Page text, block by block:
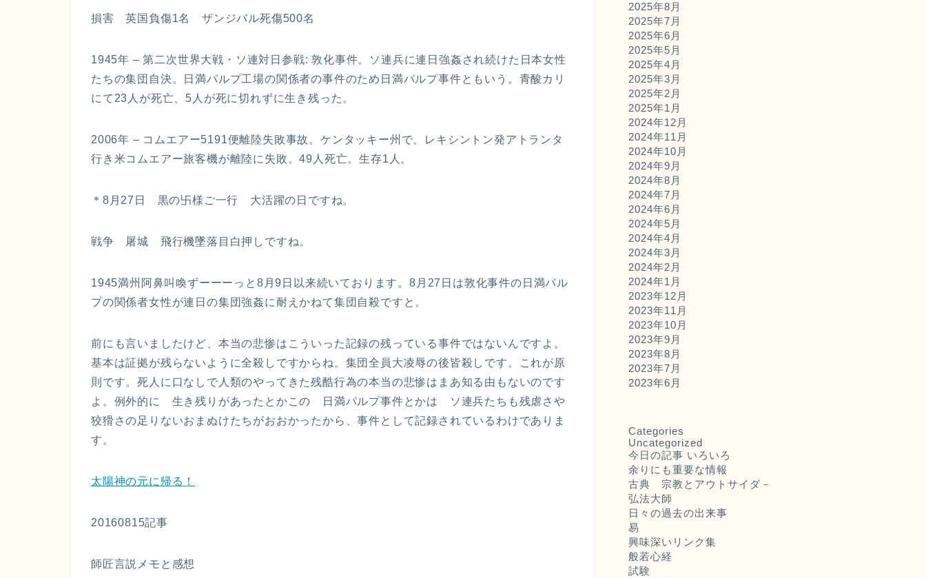
損害 英国負傷1名 ザンジバル死傷500名
1945年 – 第二次世界大戦・ソ連対日参戦: 敦化事件。ソ連兵に連日強姦され続けた日本女性
たちの集団自決。日満パルプ工場の関係者の事件のため日満パルプ事件ともいう。青酸カリ
にて23人が死亡、5人が死に切れずに生き残った。
2006年 – コムエアー5191便離陸失敗事故。ケンタッキー州で、レキシントン発アトランタ
行き米コムエアー旅客機が離陸に失敗。49人死亡。生存1人。
＊8月27日 黒の卐様ご一行 大活躍の日ですね。
戦争 屠城 飛行機墜落目白押しですね。
1945満州阿鼻叫喚ずーーーっと8月9日以来続いております。8月27日は敦化事件の日満パル
プの関係者女性が連日の集団強姦に耐えかねて集団自殺ですと。
前にも言いましたけど、本当の悲惨はこういった記録の残っている事件ではないんですよ。
基本は証拠が残らないように全殺しですからね。集団全員大凌辱の後皆殺しです。これが原
則です。死人に口なしで人類のやってきた残酷行為の本当の悲惨はまあ知る由もないのです
よ。例外的に 生き残りがあったとかこの 日満パルプ事件とかは ソ連兵たちも残虐さや
狡猾さの足りないおまぬけたちがおおかったから、事件として記録されているわけでありま
す。
太陽神の元に帰る！
20160815記事
師匠言説メモと感想
2025年8月
2025年7月
2025年6月
2025年5月
2025年4月
2025年3月
2025年2月
2025年1月
2024年12月
2024年11月
2024年10月
2024年9月
2024年8月
2024年7月
2024年6月
2024年5月
2024年4月
2024年3月
2024年2月
2024年1月
2023年12月
2023年11月
2023年10月
2023年9月
2023年8月
2023年7月
2023年6月
Categories
Uncategorized
今日の記事 いろいろ
余りにも重要な情報
古典 宗教とアウトサイダ－
弘法大師
日々の過去の出来事
易
興味深いリンク集
般若心経
試験